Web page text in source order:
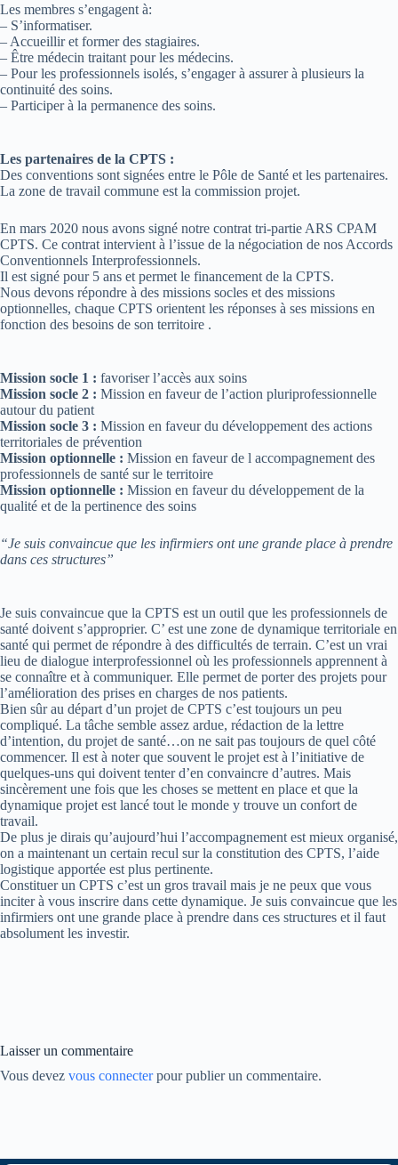
Les membres s’engagent à:
– S’informatiser.
– Accueillir et former des stagiaires.
– Être médecin traitant pour les médecins.
– Pour les professionnels isolés, s’engager à assurer à plusieurs la
continuité des soins.
– Participer à la permanence des soins.
Les partenaires de la CPTS :
Des conventions sont signées entre le Pôle de Santé et les partenaires.
La zone de travail commune est la commission projet.
En mars 2020 nous avons signé notre contrat tri-partie ARS CPAM
CPTS. Ce contrat intervient à l’issue de la négociation de nos Accords
Conventionnels Interprofessionnels.
Il est signé pour 5 ans et permet le financement de la CPTS.
Nous devons répondre à des missions socles et des missions
optionnelles, chaque CPTS orientent les réponses à ses missions en
fonction des besoins de son territoire .
Mission socle 1 : favoriser l’accès aux soins
Mission socle 2 : Mission en faveur de l’action pluriprofessionnelle
autour du patient
Mission socle 3 : Mission en faveur du développement des actions
territoriales de prévention
Mission optionnelle : Mission en faveur de l accompagnement des
professionnels de santé sur le territoire
Mission optionnelle : Mission en faveur du développement de la
qualité et de la pertinence des soins
“Je suis convaincue que les infirmiers ont une grande place à prendre
dans ces structures”
Je suis convaincue que la CPTS est un outil que les professionnels de
santé doivent s’approprier. C’ est une zone de dynamique territoriale en
santé qui permet de répondre à des difficultés de terrain. C’est un vrai
lieu de dialogue interprofessionnel où les professionnels apprennent à
se connaître et à communiquer. Elle permet de porter des projets pour
l’amélioration des prises en charges de nos patients.
Bien sûr au départ d’un projet de CPTS c’est toujours un peu
compliqué. La tâche semble assez ardue, rédaction de la lettre
d’intention, du projet de santé…on ne sait pas toujours de quel côté
commencer. Il est à noter que souvent le projet est à l’initiative de
quelques-uns qui doivent tenter d’en convaincre d’autres. Mais
sincèrement une fois que les choses se mettent en place et que la
dynamique projet est lancé tout le monde y trouve un confort de
travail.
De plus je dirais qu’aujourd’hui l’accompagnement est mieux organisé,
on a maintenant un certain recul sur la constitution des CPTS, l’aide
logistique apportée est plus pertinente.
Constituer un CPTS c’est un gros travail mais je ne peux que vous
inciter à vous inscrire dans cette dynamique. Je suis convaincue que les
infirmiers ont une grande place à prendre dans ces structures et il faut
absolument les investir.
Laisser un commentaire
Vous devez vous connecterpour publier un commentaire.